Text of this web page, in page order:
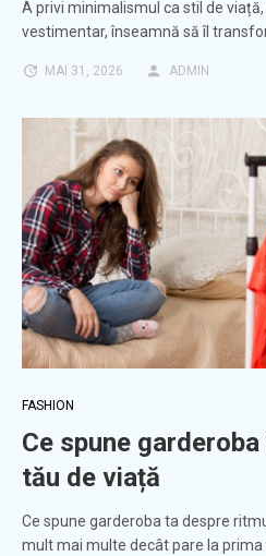
A privi minimalismul ca stil de
vestimentar, înseamnă să îl
MAI 31, 2026 ADMIN
FASHION
Ce spune
tău de viață
Ce spune garderoba ta despre
mult mai multe decât pare la prima